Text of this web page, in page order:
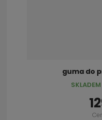
guma do